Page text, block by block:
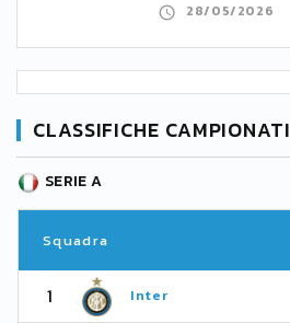
28/05/2026
CLASSIFICHE CAMPIONATI
SERIE A
Squadra
1 Inter